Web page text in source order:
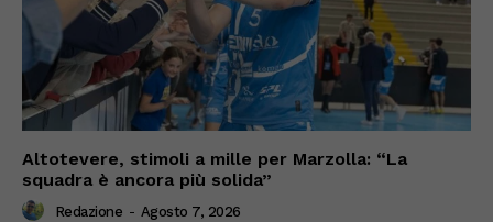
Altotevere, stimoli a mille per Marzolla: “La
squadra è ancora più solida”
Redazione - Agosto 7, 2026